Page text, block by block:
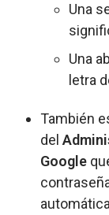
Una
Una
letra
También
del
Google